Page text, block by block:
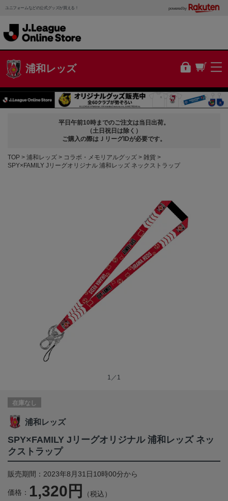
ユニフォームなどの公式グッズが買える！ powered by
浦和レッズ
平日午前10時までのご注文は当日出荷。
（土日祝日は除く）
ご購入の際はＪリーグIDが必要です。
TOP 浦和レッズ コラボ・メモリアルグッズ
雑貨
SPY×FAMILY Jリーグオリジナル 浦和レッズ ネックストラップ
1／1
在庫なし
浦和レッズ
SPY×FAMILY Jリーグオリジナル 浦和レッズ ネッ
クストラップ
販売期間：2023年8月31日10時00分から
価格： 1,320円 （税込）